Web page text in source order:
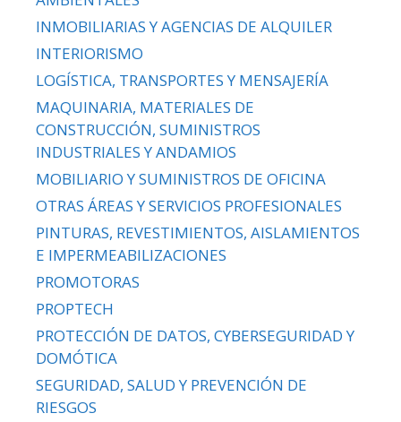
INMOBILIARIAS Y AGENCIAS DE ALQUILER
INTERIORISMO
LOGÍSTICA, TRANSPORTES Y MENSAJERÍA
MAQUINARIA, MATERIALES DE
CONSTRUCCIÓN, SUMINISTROS
INDUSTRIALES Y ANDAMIOS
MOBILIARIO Y SUMINISTROS DE OFICINA
OTRAS ÁREAS Y SERVICIOS PROFESIONALES
PINTURAS, REVESTIMIENTOS, AISLAMIENTOS
E IMPERMEABILIZACIONES
PROMOTORAS
PROPTECH
PROTECCIÓN DE DATOS, CYBERSEGURIDAD Y
DOMÓTICA
SEGURIDAD, SALUD Y PREVENCIÓN DE
RIESGOS